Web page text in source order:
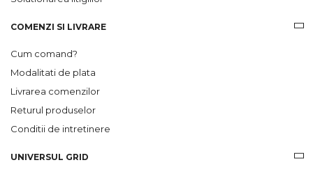
COMENZI SI LIVRARE
Cum comand?
Modalitati de plata
Livrarea comenzilor
Returul produselor
Conditii de intretinere
UNIVERSUL GRID